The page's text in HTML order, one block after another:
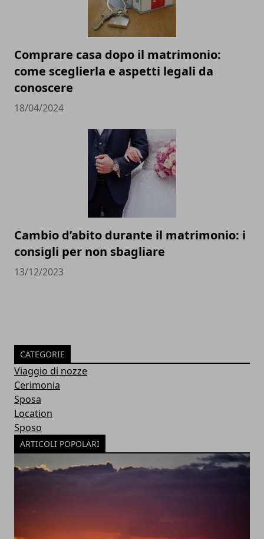
Comprare casa dopo il matrimonio:
come sceglierla e aspetti legali da
conoscere
18/04/2024
Cambio d’abito durante il matrimonio: i
consigli per non sbagliare
13/12/2023
CATEGORIE
Viaggio di nozze
Cerimonia
Sposa
Location
Sposo
ARTICOLI POPOLARI